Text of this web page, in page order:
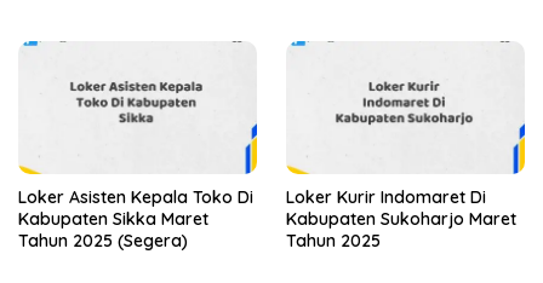
Loker Asisten Kepala Toko Di
Kabupaten Sikka Maret
Tahun 2025 (Segera)
Loker Kurir Indomaret Di
Kabupaten Sukoharjo Maret
Tahun 2025